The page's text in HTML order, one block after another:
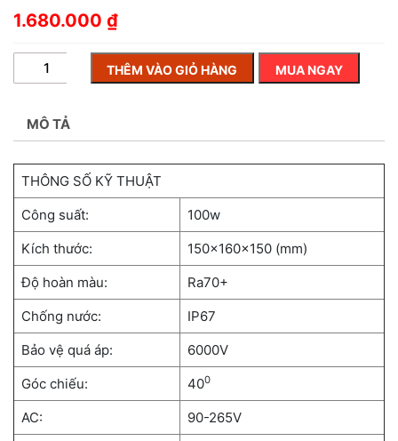
1.680.000 ₫
THÊM VÀO GIỎ HÀNG MUA NGAY
MÔ TẢ
THÔNG SỐ KỸ THUẬT
Công suất:
100w
Kích thước:
150x160x150 (mm)
Độ hoàn màu:
Ra70+
Chống nước:
IP67
Bảo vệ quá áp:
6000V
Góc chiếu:
400
AC:
90-265V